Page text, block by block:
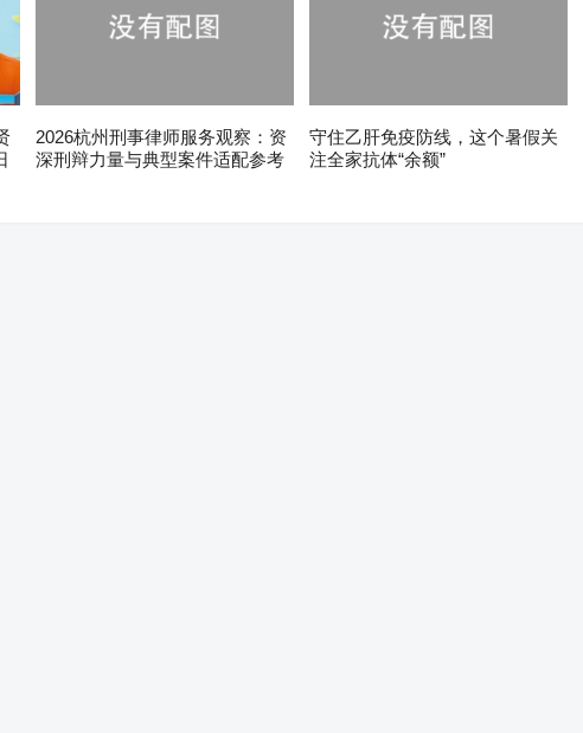
2026杭州刑事律师服务观察：资
深刑辩力量与典型案件适配参考
守住乙肝免疫防线，这个暑假关
注全家抗体“余额”